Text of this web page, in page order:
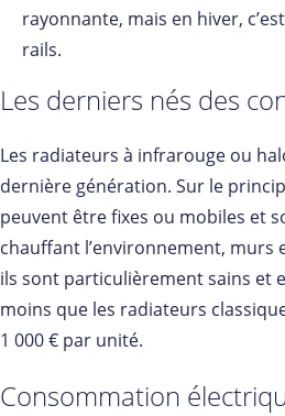
rayonnante, mais en hiver,
rails.
Les derniers nés des
Les radiateurs à infrarouge ou
dernière génération. Sur le
peuvent être fixes ou mobiles et
chauffant l’environnement, murs
ils sont particulièrement sains et
moins que les radiateurs
1 000 € par unité.
Consommation